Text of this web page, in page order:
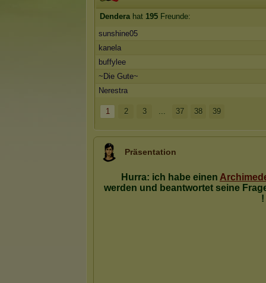
Denderahat 195 Freunde:
sunshine05
kanela
buffylee
~Die Gute~
Nerestra
1 2 3 ... 37 38 39
Präsentation